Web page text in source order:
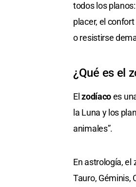
todos los
placer, el
o resistirse
¿Qué es el
Elzodíacoes
la Luna y los
animales”.
En astrología,
Tauro, Géminis,